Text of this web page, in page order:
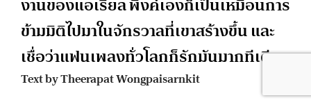
ข้ามมิติไปมาในจักรวาลที่เขาสร้างขึ้น และ
เชื่อว่าแฟนเพลงทั่วโลกก็รักมันมากทีเดียว
Text by Theerapat Wongpaisarnkit